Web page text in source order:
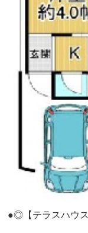
●◎【テラスハウ